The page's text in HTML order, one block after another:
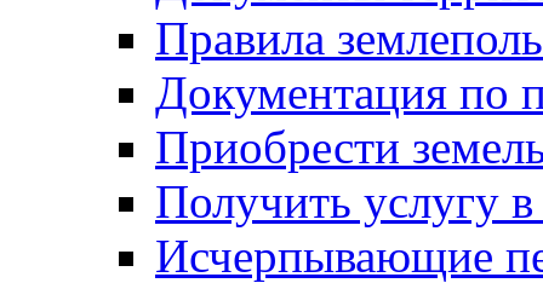
Правила
Документация по
Приобрести
Получить услугу в
Исчерпывающие